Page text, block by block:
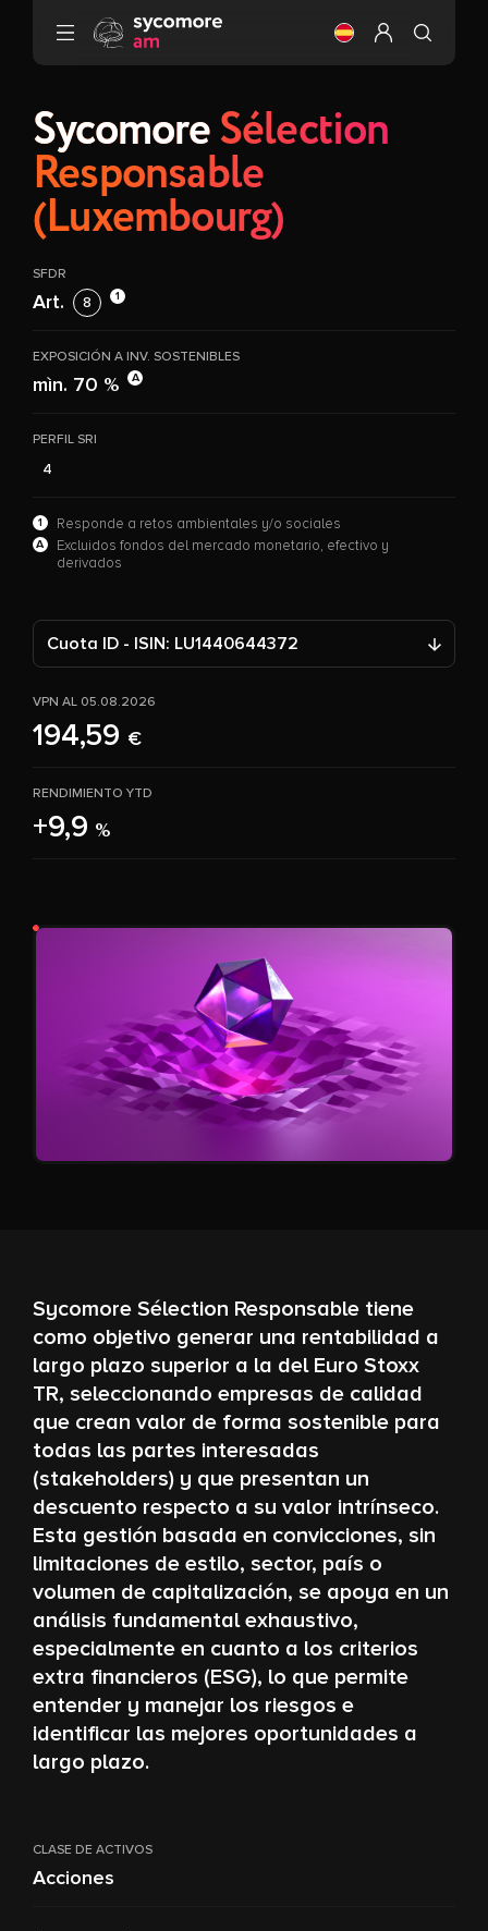
Ir al contenido
Cambia el idioma
Configurar
Sycomore Sélection
Responsable
(Luxembourg)
SFDR
Art. 8 1
EXPOSICIÓN A INV. SOSTENIBLES
mìn. 70 % A
PERFIL SRI
4
1 Responde a retos ambientales y/o sociales
A
Excluidos fondos del mercado monetario, efectivo y
derivados
Cuota ID - ISIN: LU1440644372
VPN AL 05.08.2026
194,59 €
RENDIMIENTO YTD
+9,9 %
Sycomore Sélection Responsable tiene
como objetivo generar una rentabilidad a
largo plazo superior a la del Euro Stoxx
TR, seleccionando empresas de calidad
que crean valor de forma sostenible para
todas las partes interesadas
(stakeholders) y que presentan un
descuento respecto a su valor intrínseco.
Esta gestión basada en convicciones, sin
limitaciones de estilo, sector, país o
volumen de capitalización, se apoya en un
análisis fundamental exhaustivo,
especialmente en cuanto a los criterios
extra financieros (ESG), lo que permite
entender y manejar los riesgos e
identificar las mejores oportunidades a
largo plazo.
CLASE DE ACTIVOS
Acciones